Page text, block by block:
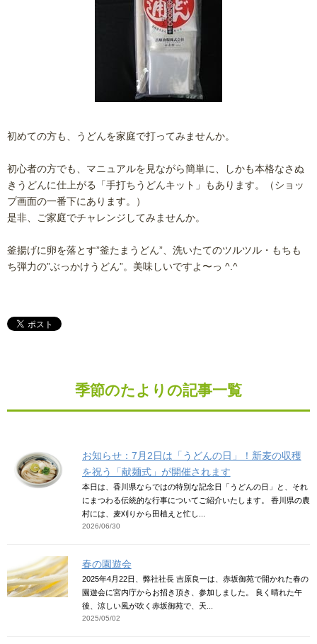
初めての方も、うどんを家庭で打ってみませんか。
初心者の方でも、マニュアルを見ながら簡単に、しかも本格なさぬ
きうどんに仕上がる「手打ちうどんキット」もあります。（ショッ
プ画面の一番下にあります。）
是非、ご家庭でチャレンジしてみませんか。
釜揚げに卵を落とす”釜たまうどん”、洗いたてのツルツル・もちも
ち弾力の”ぶっかけうどん”。美味しいですよ〜っ ^.^
季節のたよりの記事一覧
お知らせ：7月2日は「うどんの日」！新麦の収穫
を祝う「献麺式」が開催されます
本日は、香川県ならではの特別な記念日「うどんの日」と、それ
にまつわる伝統的な行事についてご紹介いたします。 香川県の農
村には、麦刈りから田植えと忙し...
2026/06/30
春の園遊会
2025年4月22日、弊社社長 吉原良一は、赤坂御苑で開かれた春の
園遊会に宮内庁からお招き頂き、参加しました。 良く晴れた午
後、涼しい風が吹く赤坂御苑で、天...
2025/05/02